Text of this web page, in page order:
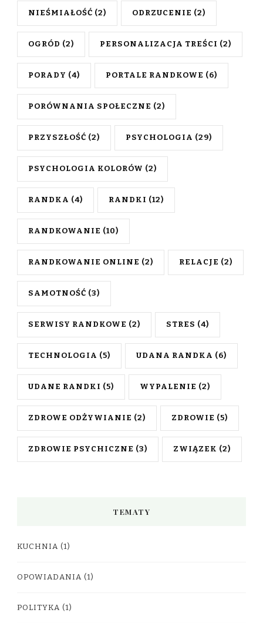
NIEŚMIAŁOŚĆ (2) ODRZUCENIE (2)
OGRÓD (2) PERSONALIZACJA TREŚCI (2)
PORADY (4) PORTALE RANDKOWE (6)
PORÓWNANIA SPOŁECZNE (2)
PRZYSZŁOŚĆ (2) PSYCHOLOGIA (29)
PSYCHOLOGIA KOLORÓW (2)
RANDKA (4) RANDKI (12)
RANDKOWANIE (10)
RANDKOWANIE ONLINE (2) RELACJE (2)
SAMOTNOŚĆ (3)
SERWISY RANDKOWE (2) STRES (4)
TECHNOLOGIA (5) UDANA RANDKA (6)
UDANE RANDKI (5) WYPALENIE (2)
ZDROWE ODŻYWIANIE (2) ZDROWIE (5)
ZDROWIE PSYCHICZNE (3) ZWIĄZEK (2)
TEMATY
KUCHNIA (1)
OPOWIADANIA (1)
POLITYKA (1)